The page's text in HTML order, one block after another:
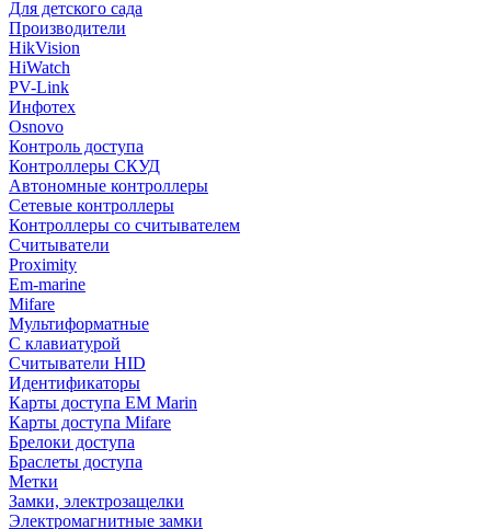
Для детского сада
Производители
HikVision
HiWatch
PV-Link
Инфотех
Osnovo
Контроль доступа
Контроллеры СКУД
Автономные контроллеры
Сетевые контроллеры
Контроллеры со считывателем
Считыватели
Proximity
Em-marine
Mifare
Мультиформатные
С клавиатурой
Считыватели HID
Идентификаторы
Карты доступа EM Marin
Карты доступа Mifare
Брелоки доступа
Браслеты доступа
Метки
Замки, электрозащелки
Электромагнитные замки